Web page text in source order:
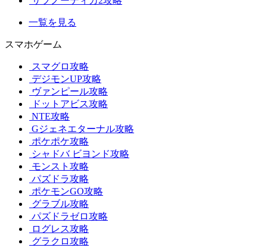
一覧を見る
スマホゲーム
スマグロ攻略
デジモンUP攻略
ヴァンピール攻略
ドットアビス攻略
NTE攻略
Gジェネエターナル攻略
ポケポケ攻略
シャドバ ビヨンド攻略
モンスト攻略
パズドラ攻略
ポケモンGO攻略
グラブル攻略
パズドラゼロ攻略
ログレス攻略
グラクロ攻略